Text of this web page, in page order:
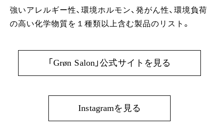
強いアレルギー性、環境ホルモン、発がん性、環境負荷
の高い化学物質を１種類以上含む製品のリスト。
「Grøn Salon」公式サイトを見る
Instagramを見る